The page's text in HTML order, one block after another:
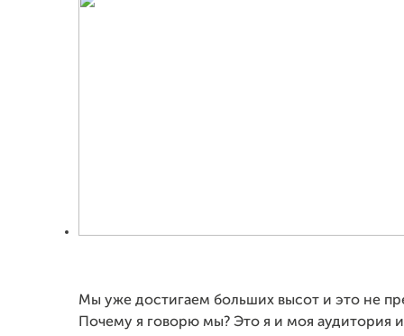
Мы уже достигаем больших высот и это не
Почему я говорю мы? Это я и моя аудитория